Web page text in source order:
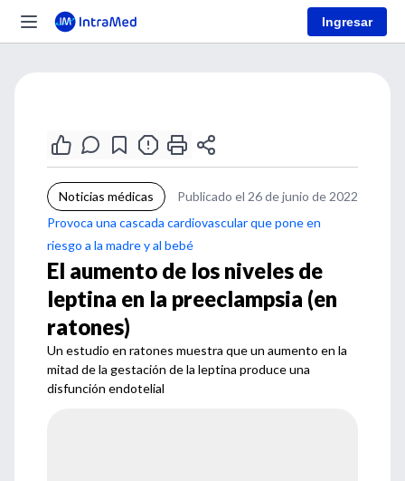
Ingresar
Noticias médicas
Publicado el 26 de junio de 2022
Provoca una cascada cardiovascular que pone en
riesgo a la madre y al bebé
El aumento de los niveles de
leptina en la preeclampsia (en
ratones)
Un estudio en ratones muestra que un aumento en la
mitad de la gestación de la leptina produce una
disfunción endotelial